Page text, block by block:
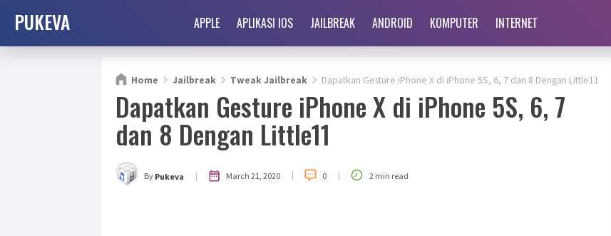
PUKEVA APPLE APLIKASI IOS JAILBREAK ANDROID KOMPUTER INTERNET
Home Jailbreak Tweak Jailbreak Dapatkan Gesture iPhone X di iPhone 5S, 6, 7 dan 8 Dengan Little11
Dapatkan Gesture iPhone X di iPhone 5S, 6, 7
dan 8 Dengan Little11
By Pukeva | March 21, 2020 | 0 | 2 min read